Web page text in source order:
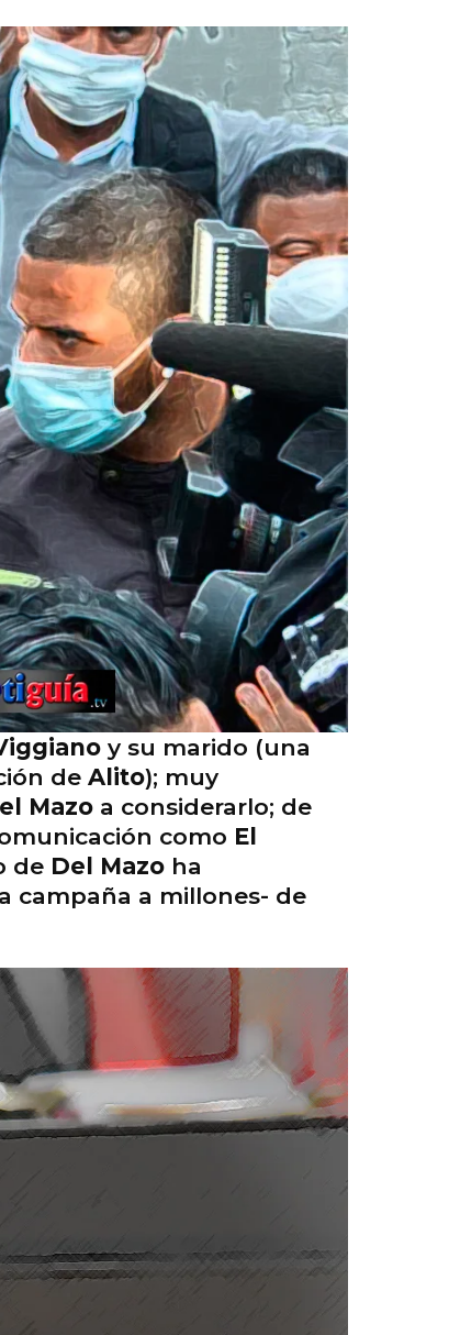
y su marido (una
de Alito); muy
Mazo a considerarlo; de
como El
de Del Mazo ha
campaña a millones- de